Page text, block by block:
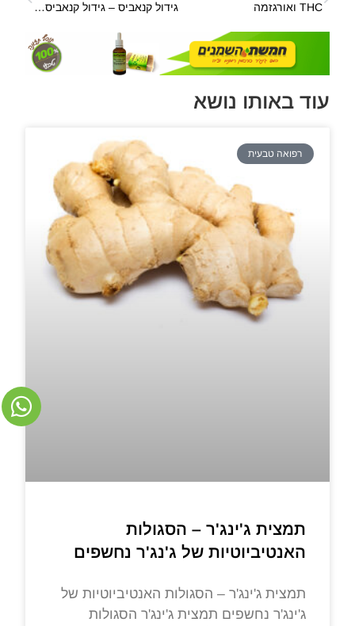
THC ואורגזמה גידול קנאביס – גידול קנאביס מדריך לגידול חוץ וגידול פנים שלב אחר שלב
עוד באותו נושא
רפואה טבעית
תמצית ג'ינג'ר – הסגולות
האנטיביוטיות של ג'נג'ר נחשפים
תמצית ג'ינג'ר – הסגולות האנטיביוטיות של
ג'ינג'ר נחשפים תמצית ג'ינג'ר הסגולות